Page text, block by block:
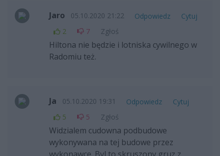
Jaro 05.10.2020 21:22 Odpowiedz
Cytuj
2
7 Zgłoś
Hiltona nie będzie i lotniska cywilnego w
Radomiu też.
Ja 05.10.2020 19:31 Odpowiedz
Cytuj
5
5 Zgłoś
Widzialem cudowna podbudowe
wykonywana na tej budowe przez